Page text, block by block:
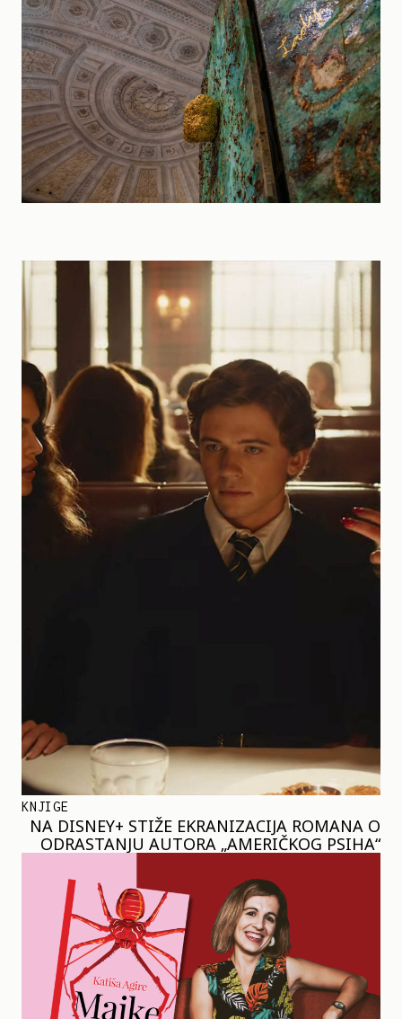
KNJIGE
NA DISNEY+ STIŽE EKRANIZACIJA ROMANA O
ODRASTANJU AUTORA „AMERIČKOG PSIHA“